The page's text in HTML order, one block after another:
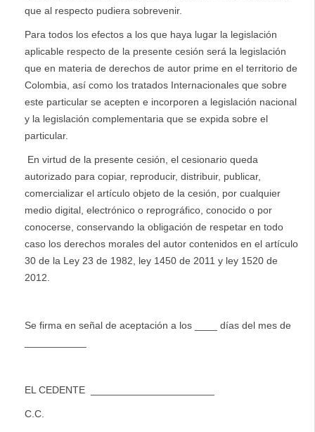
que al respecto pudiera sobrevenir.
Para todos los efectos a los que haya lugar la legislación
aplicable respecto de la presente cesión será la legislación
que en materia de derechos de autor prime en el territorio de
Colombia, así como los tratados Internacionales que sobre
este particular se acepten e incorporen a legislación nacional
y la legislación complementaria que se expida sobre el
particular.
En virtud de la presente cesión, el cesionario queda
autorizado para copiar, reproducir, distribuir, publicar,
comercializar el artículo objeto de la cesión, por cualquier
medio digital, electrónico o reprográfico, conocido o por
conocerse, conservando la obligación de respetar en todo
caso los derechos morales del autor contenidos en el artículo
30 de la Ley 23 de 1982, ley 1450 de 2011 y ley 1520 de
2012.
Se firma en señal de aceptación a los ____ días del mes de
EL CEDENTE ______________________
C.C.